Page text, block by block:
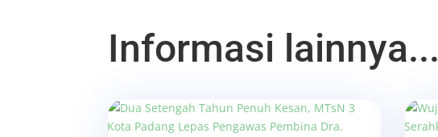
Informasi lainnya...